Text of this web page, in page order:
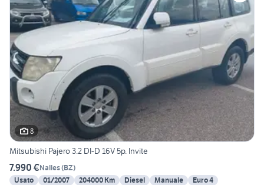
8
Mitsubishi Pajero 3.2 DI-D 16V 5p. Invite
7.990 €Nalles(BZ)
Usato
01/2007 204000 Km Diesel Manuale
Euro 4